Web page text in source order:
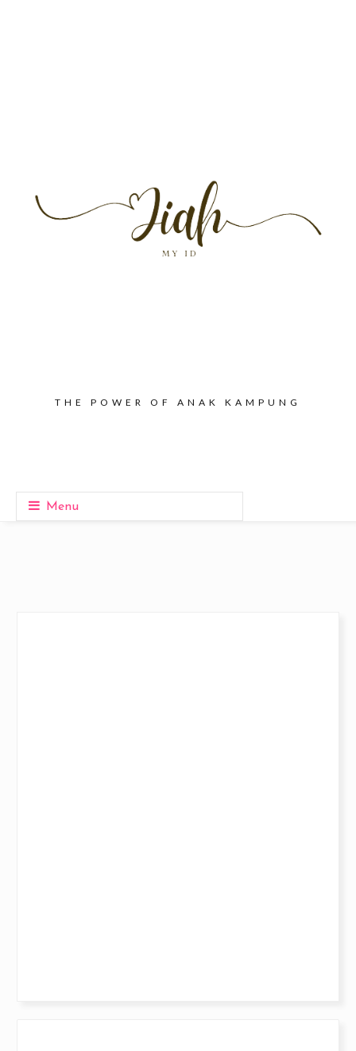
THE POWER OF ANAK KAMPUNG
Menu